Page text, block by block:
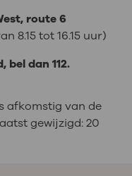
route 6
8.15 tot 16.15 uur)
dan 112.
afkomstig van de
gewijzigd:20